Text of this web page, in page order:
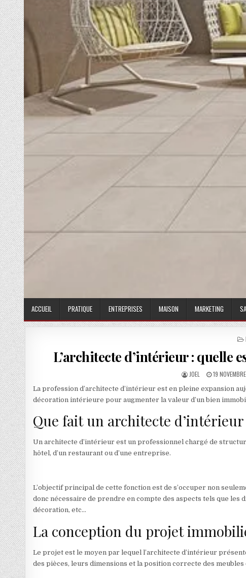
ACCUEIL PRATIQUE ENTREPRISES MAISON MARKETING
L’architecte d’intérieur : quelle
AUTHOR:
JOEL PUBLISHED
19
La profession d’architecte d’intérieur est en pleine expansion
décoration intérieure pour augmenter la valeur d’un bien
Que fait un architecte d’intérieur
Un architecte d’intérieur est un professionnel chargé de
hôtel, d’un restaurant ou d’une entreprise.
L’objectif principal de cette fonction est de s’occuper non
donc nécessaire de prendre en compte des aspects tels que les
décoration, etc…
La conception du projet
Le projet est le moyen par lequel l’architecte d’intérieur
des pièces, leurs dimensions et la position correcte des